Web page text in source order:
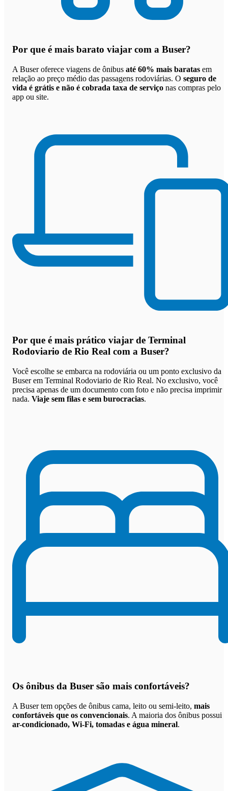
Por que é mais barato viajar com a Buser?
A Buser oferece viagens de ônibus até 60% mais baratas em
relação ao preço médio das passagens rodoviárias. O seguro de
vida é grátis e não é cobrada taxa de serviço nas compras pelo
app ou site.
Por que é mais prático viajar de Terminal
Rodoviario de Rio Real com a Buser?
Você escolhe se embarca na rodoviária ou um ponto exclusivo da
Buser em Terminal Rodoviario de Rio Real. No exclusivo, você
precisa apenas de um documento com foto e não precisa imprimir
nada. Viaje sem filas e sem burocracias.
Os ônibus da Buser são mais confortáveis?
A Buser tem opções de ônibus cama, leito ou semi-leito, mais
confortáveis que os convencionais. A maioria dos ônibus possui
ar-condicionado, Wi-Fi, tomadas e água mineral.